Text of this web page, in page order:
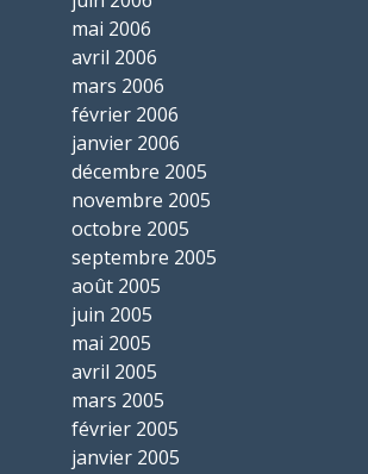
mai 2006
avril 2006
mars 2006
février 2006
janvier 2006
décembre 2005
novembre 2005
octobre 2005
septembre 2005
août 2005
juin 2005
mai 2005
avril 2005
mars 2005
février 2005
janvier 2005